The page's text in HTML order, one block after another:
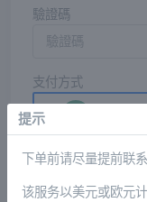
驗證碼
支付方式
提示
下单前请尽量提前联系
该服务以美元或欧元